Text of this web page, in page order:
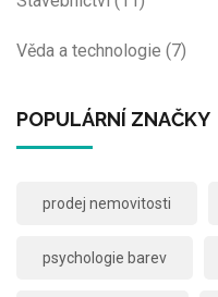
Věda a technologie (7)
POPULÁRNÍ ZNAČKY
prodej nemovitosti
psychologie barev